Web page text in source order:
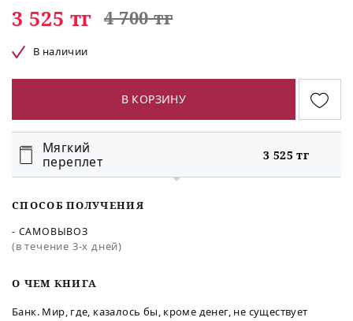
O ЧЕМ КНИГА
Банк. Мир, где, казалось бы, кроме денег, не существует
3 525 тг 4 700 тг
В наличии
В КОРЗИНУ
Мягкий
переплет
3 525 тг
СПОСОБ ПОЛУЧЕНИЯ
- САМОВЫВОЗ
(в течение 3-х дней)